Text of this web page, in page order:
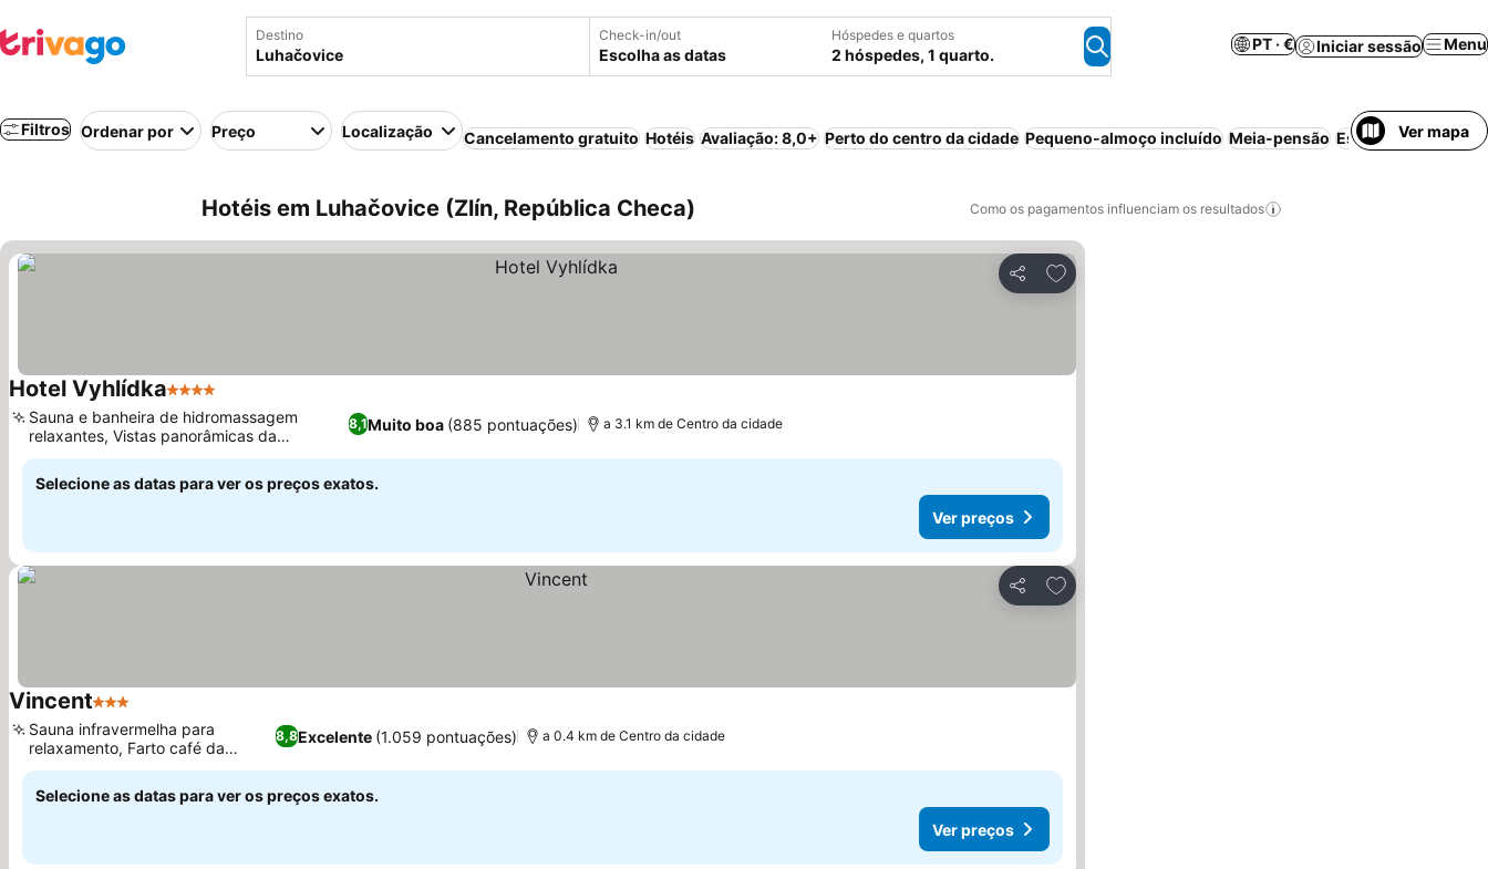
Destino Check-in/out
Escolha as datas
Hóspedes e quartos
2 hóspedes, 1 quarto.
PT · € Iniciar sessão Menu
Filtros Ordenar por Preço Localização Cancelamento gratuito Hotéis Avaliação: 8,0+ Perto do centro da cidade Pequeno-almoço incluído Meia-pensão Estacionamento
Ver mapa
Hotéis em Luhačovice (Zlín, República Checa) Como os pagamentos influenciam os resultados
Partilhar
Adicionar aos favoritos
Hotel Vyhlídka4 Estrelas
8,1Muito boa (885 pontuações)
Sauna e banheira de hidromassagem
relaxantes, Vistas panorâmicas da
Barragem de Luhačovice
a 3.1 km de Centro da cidade
Selecione as datas para ver os preços exatos.
Ver preços
Partilhar
Adicionar aos favoritos
Vincent3 Estrelas
8,8Excelente (1.059 pontuações)
Sauna infravermelha para
relaxamento, Farto café da
manhã buffet
a 0.4 km de Centro da cidade
Selecione as datas para ver os preços exatos.
Ver preços